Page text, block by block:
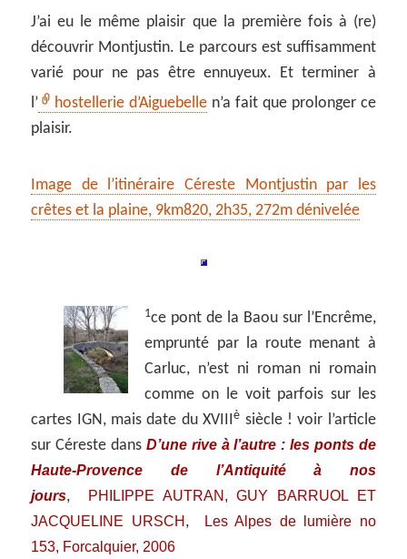
J’ai eu le même plaisir que la première fois à (re)
découvrir Montjustin. Le parcours est suffisamment
varié pour ne pas être ennuyeux. Et terminer à
l’
hostellerie d’Aiguebelle n’a fait que prolonger ce
plaisir.
Image de l’itinéraire Céreste Montjustin par les
crêtes et la plaine, 9km820, 2h35, 272m dénivelée
1 ce pont de la Baou sur l’Encrême,
emprunté par la route menant à
Carluc, n’est ni roman ni romain
comme on le voit parfois sur les
cartes IGN, mais date du XVIIIè siècle ! voir l’article
sur Céreste dans D’une rive à l’autre : les ponts de
Haute-Provence de l’Antiquité à nos
jours, PHILIPPE AUTRAN, GUY BARRUOL ET
JACQUELINE URSCH, Les Alpes de lumière no
153, Forcalquier, 2006